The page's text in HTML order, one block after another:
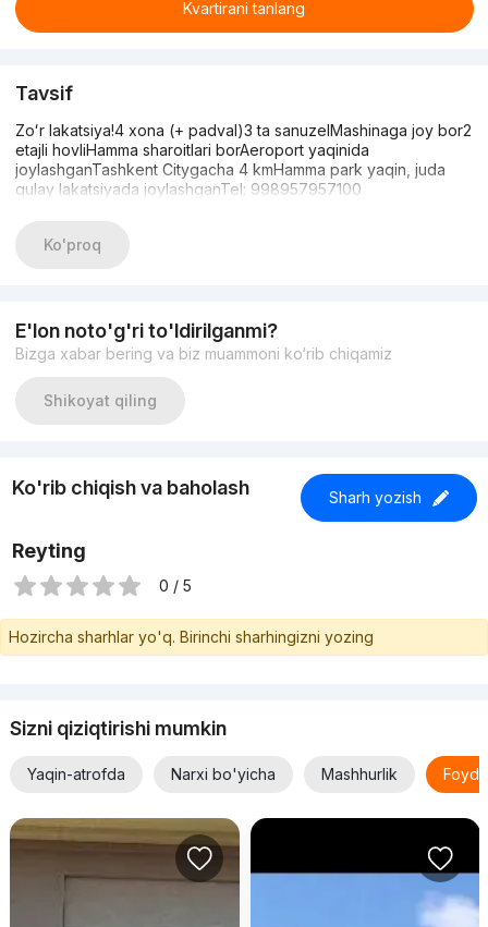
Kvartirani tanlang
Tavsif
Zoʻr lakatsiya!4 xona (+ padval)3 ta sanuzelMashinaga joy bor2
etajli hovliHamma sharoitlari borAeroport yaqinida
joylashganTashkent Citygacha 4 kmHamma park yaqin, juda
qulay lakatsiyada joylashganTel: 998957957100
Ko'proq
E'lon noto'g'ri to'ldirilganmi?
Bizga xabar bering va biz muammoni ko‘rib chiqamiz
Shikoyat qiling
Ko'rib chiqish va baholash Sharh yozish
Reyting
0 / 5
Hozircha sharhlar yo'q. Birinchi sharhingizni yozing
Sizni qiziqtirishi mumkin
Yaqin-atrofda Narxi bo'yicha Mashhurlik